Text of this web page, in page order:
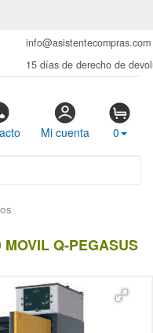
info@asistentecompras.com
15 días de derecho de
Mi cuenta 0
Q-PEGASUS